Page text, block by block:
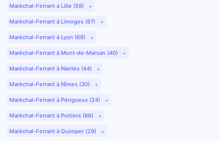
Maréchal-Ferrant à Lille (59)
Maréchal-Ferrant à Limoges (87)
Maréchal-Ferrant à Lyon (69)
Maréchal-Ferrant à Mont-de-Marsan (40)
Maréchal-Ferrant à Nantes (44)
Maréchal-Ferrant à Nîmes (30)
Maréchal-Ferrant à Périgueux (24)
Maréchal-Ferrant à Poitiers (86)
Maréchal-Ferrant à Quimper (29)